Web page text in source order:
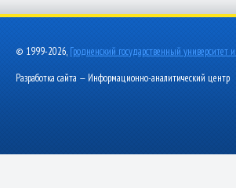
© 1999-2026, Гродненский государственный
Разработка сайта — Информационно-аналитический центр